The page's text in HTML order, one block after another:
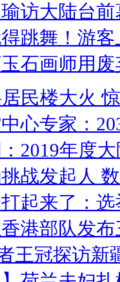
访大陆台
跳舞！游客
石画师用
居民楼大火
心专家：
2019年度
战发起人
起来了：
港部队发
王冠探访新